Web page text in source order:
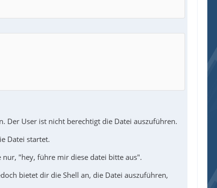
Der User ist nicht berechtigt die Datei auszuführen.
Datei startet.
nur, "hey, führe mir diese datei bitte aus".
bietet dir die Shell an, die Datei auszuführen,